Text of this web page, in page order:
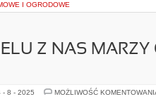
I OGRODOWE
Z NAS MARZY
- 8 - 2025 MOŻLIWOŚĆ